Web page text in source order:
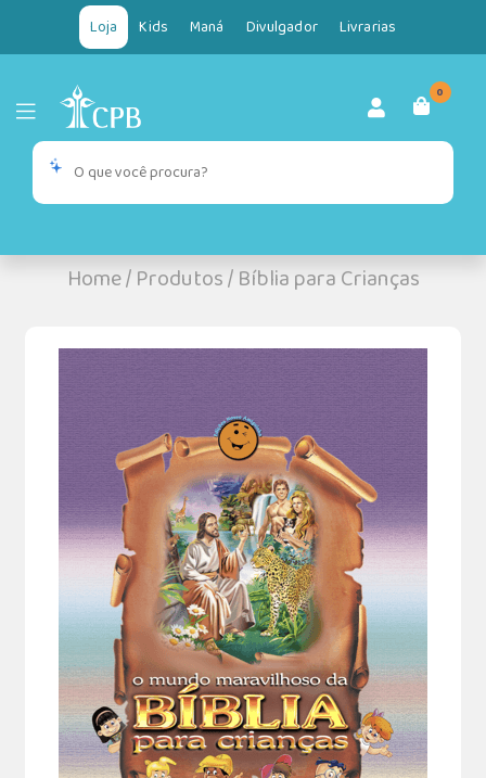
Loja Kids Maná Divulgador Livrarias
0
Home/Produtos/Bíblia para Crianças